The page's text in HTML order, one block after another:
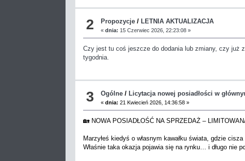
2 Propozycje / LETNIA AKTUALIZACJA
«dnia: 15 Czerwiec 2026, 22:23:08 »
Czy jest tu coś jeszcze do dodania lub zmiany, czy już
tygodnia.
3 Ogólne / Licytacja nowej posiadłości w
«dnia: 21 Kwiecień 2026, 14:36:58 »
🏡 NOWA POSIADŁOŚĆ NA SPRZEDAŻ –
Marzyłeś kiedyś o własnym kawałku świata, gdzie
Właśnie taka okazja pojawia się na rynku… i długo nie